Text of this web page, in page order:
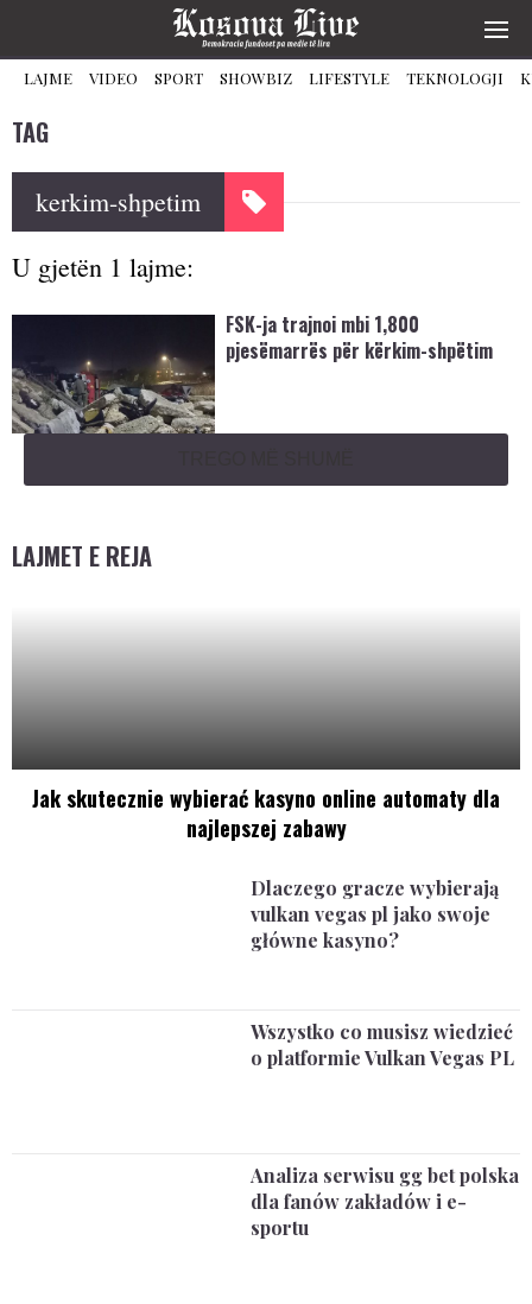
LAJME VIDEO SPORT SHOWBIZ LIFESTYLE TEKNOLOGJI
TAG
kerkim-shpetim
U gjetën 1 lajme:
FSK-ja trajnoi mbi 1,800
pjesëmarrës për kërkim-shpëtim
LAJMET E REJA
Jak skutecznie wybierać kasyno online automaty dla
najlepszej zabawy
Dlaczego gracze wybierają
vulkan vegas pl jako swoje
główne kasyno?
Wszystko co musisz wiedzieć
o platformie Vulkan Vegas PL
Analiza serwisu gg bet polska
dla fanów zakładów i e-
sportu